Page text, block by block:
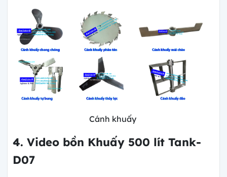
Cánh khuấy
4. Video bồn Khuấy 500 lít Tank-
D07